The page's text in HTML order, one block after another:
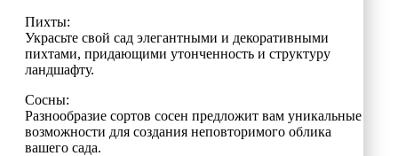
Пихты:
Украсьте свой сад элегантными и декоративными
пихтами, придающими утонченность и структуру
ландшафту.
Сосны:
Разнообразие сортов сосен предложит вам уникальные
возможности для создания неповторимого облика
вашего сада.